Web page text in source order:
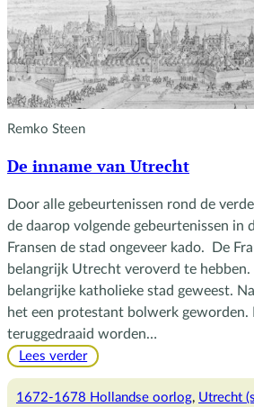
Remko Steen
De inname van Utrecht
Door alle gebeurtenissen rond de
de daarop volgende gebeurtenissen in
Fransen de stad ongeveer kado. De
belangrijk Utrecht veroverd te hebben.
belangrijke katholieke stad geweest.
het een protestant bolwerk geworden.
teruggedraaid worden…
Lees verder:
inname
1672-1678 Hollandse oorlog, Utrecht